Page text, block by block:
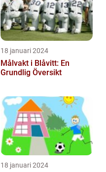
18 januari 2024
Målvakt i Blåvitt: En
Grundlig Översikt
18 januari 2024